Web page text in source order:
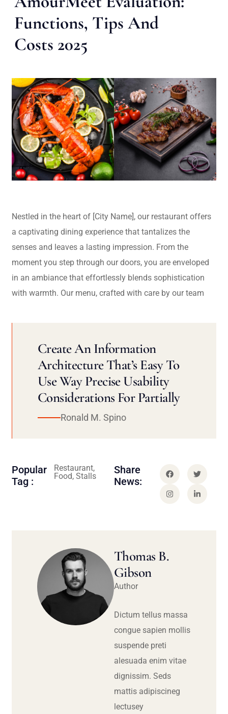
Functions, Tips And
Costs 2025
Nestled in the heart of [City Name], our restaurant offers
a captivating dining experience that tantalizes the
senses and leaves a lasting impression. From the
moment you step through our doors, you are enveloped
in an ambiance that effortlessly blends sophistication
with warmth. Our menu, crafted with care by our team
Create An Information
Architecture That’s Easy To
Use Way Precise Usability
Considerations For Partially
Ronald M. Spino
Popular
Tag :
Restaurant,
Food, Stalls
Share
News:
Thomas B.
Gibson
Author
Dictum tellus massa
congue sapien mollis
suspende preti
alesuada enim vitae
dignissim. Seds
mattis adipiscineg
lectusey